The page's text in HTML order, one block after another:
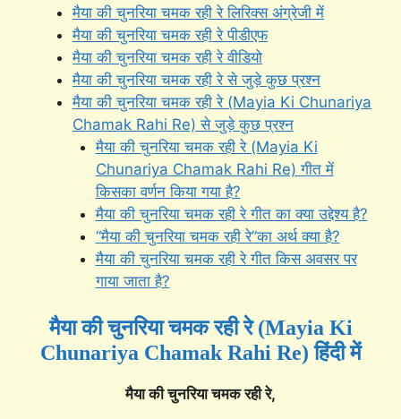
मैया की चुनरिया चमक रही रे लिरिक्स अंग्रेजी में
मैया की चुनरिया चमक रही रे पीडीएफ
मैया की चुनरिया चमक रही रे वीडियो
मैया की चुनरिया चमक रही रे से जुड़े कुछ प्रश्न
मैया की चुनरिया चमक रही रे (Mayia Ki Chunariya
Chamak Rahi Re) से जुड़े कुछ प्रश्न
मैया की चुनरिया चमक रही रे (Mayia Ki
Chunariya Chamak Rahi Re) गीत में
किसका वर्णन किया गया है?
मैया की चुनरिया चमक रही रे गीत का क्या उद्देश्य है?
“मैया की चुनरिया चमक रही रे”का अर्थ क्या है?
मैया की चुनरिया चमक रही रे गीत किस अवसर पर
गाया जाता है?
मैया की चुनरिया चमक रही रे (Mayia Ki
Chunariya Chamak Rahi Re) हिंदी में
मैया की चुनरिया चमक रही रे,